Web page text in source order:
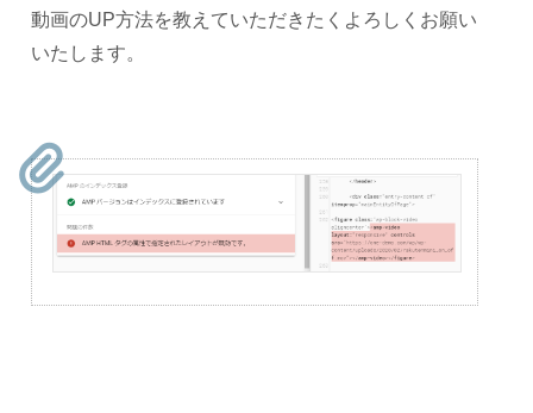
動画のUP方法を教えていただきたくよろしくお願い
いたします。